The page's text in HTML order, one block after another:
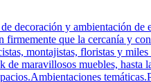
decoración y ambientación
que la cercanía y
montajistas, floristas y
maravillosos muebles,